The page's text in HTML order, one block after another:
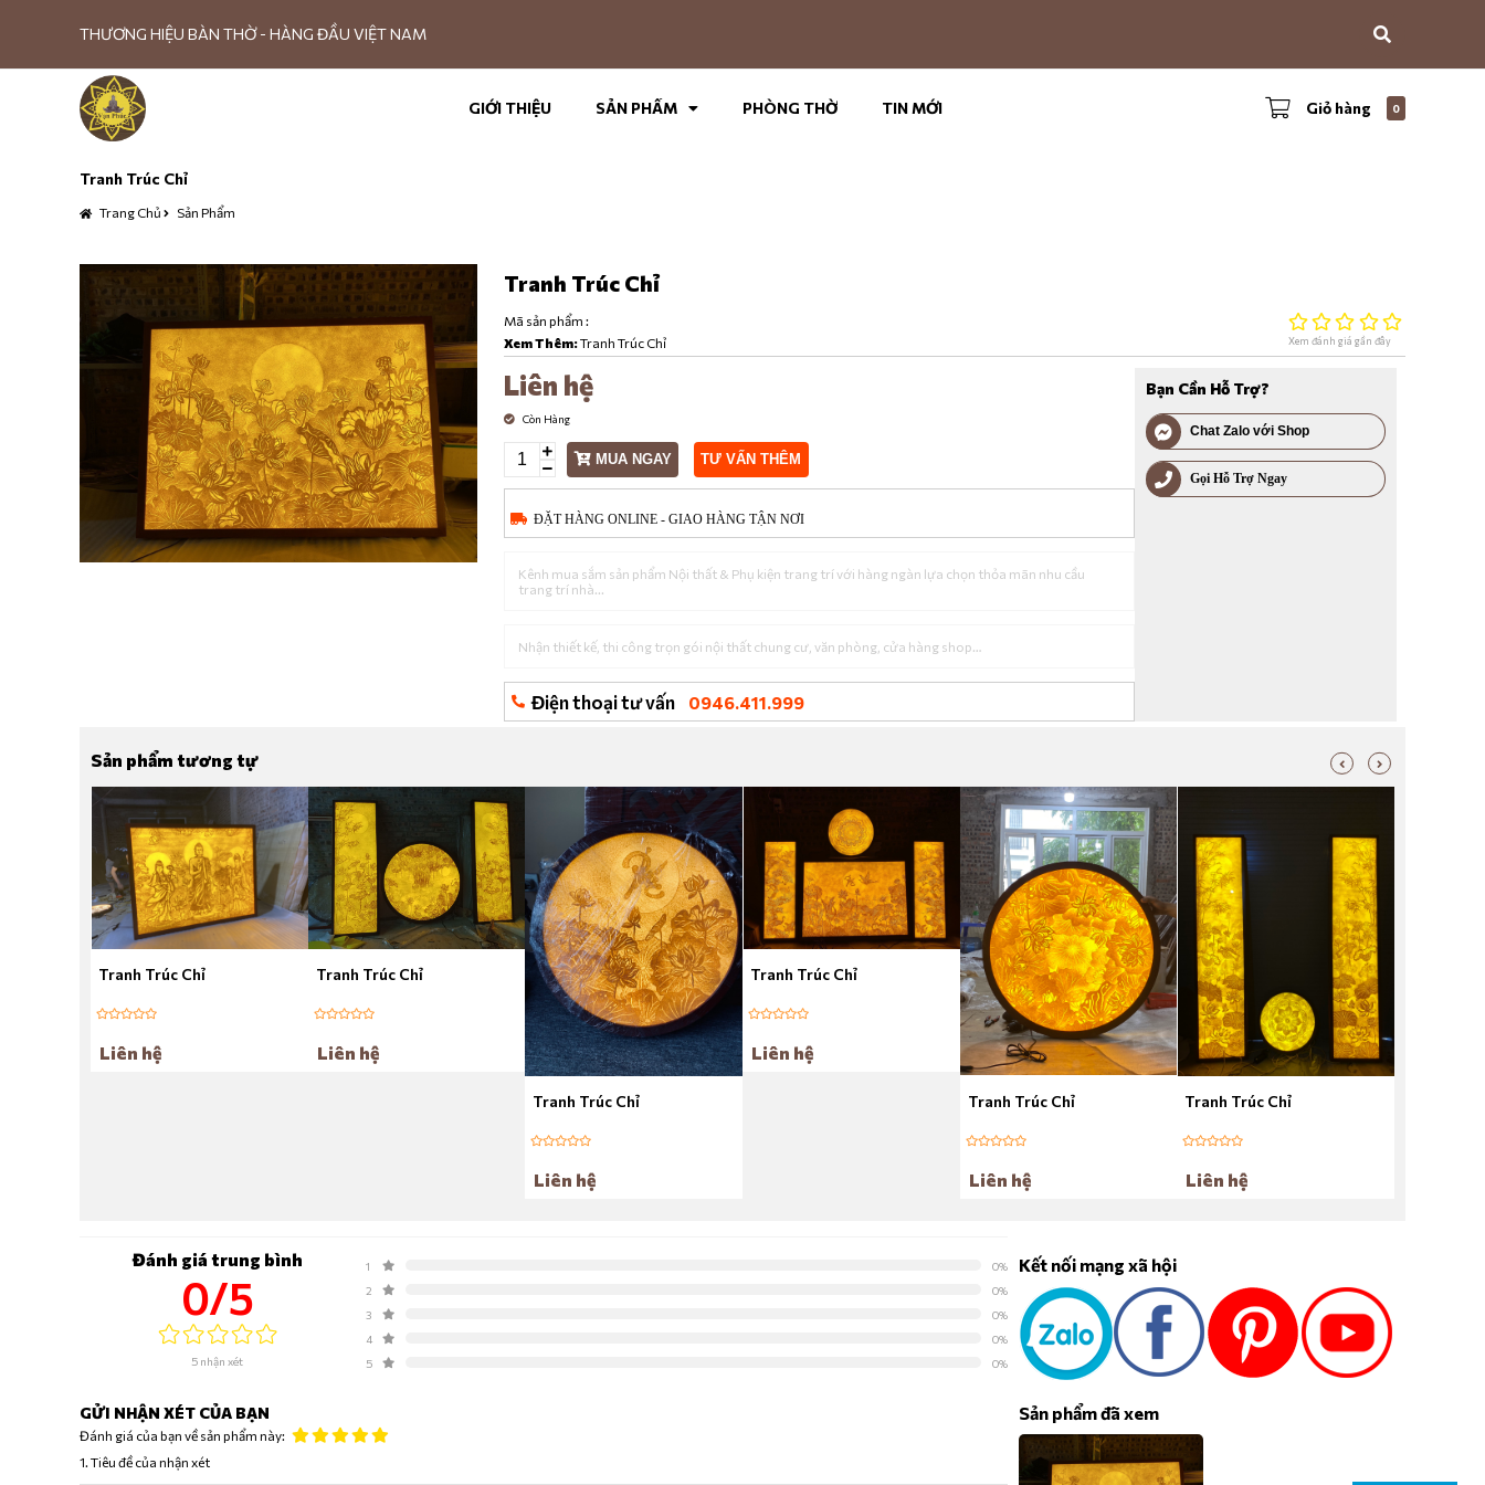
THƯƠNG HIỆU BÀN THỜ - HÀNG ĐẦU VIỆT NAM
GIỚI THIỆU SẢN PHẨM PHÒNG THỜ TIN MỚI Giỏ hàng 0
Tranh Trúc Chỉ
Trang Chủ Sản Phẩm
Tranh Trúc Chỉ
Mã sản phẩm :
Xem Thêm:Tranh Trúc Chỉ Xem đánh giá gần đây
Liên hệ
Còn Hàng
MUA NGAY TƯ VẤN THÊM
ĐẶT HÀNG ONLINE - GIAO HÀNG TẬN NƠI
Kênh mua sắm sản phẩm Nội thất & Phụ kiện trang trí với hàng ngàn lựa chọn thỏa mãn nhu cầu
trang trí nhà...
Nhận thiết kế, thi công trọn gói nội thất chung cư, văn phòng, cửa hàng shop…
Điện thoại tư vấn 0946.411.999
Bạn Cần Hỗ Trợ?
Chat Zalo với Shop
Gọi Hỗ Trợ Ngay
Sản phẩm tương tự
Tranh Trúc Chỉ
Liên hệ
Tranh Trúc Chỉ
Liên hệ
Tranh Trúc Chỉ
Liên hệ
Tranh Trúc Chỉ
Liên hệ
Tranh Trúc Chỉ
Liên hệ
Tranh Trúc Chỉ
Liên hệ
Đánh giá trung bình
0/5
5 nhận xét
1
0%
2
0%
3
0%
4
0%
5
0%
GỬI NHẬN XÉT CỦA BẠN
Đánh giá của bạn về sản phẩm này:
1. Tiêu đề của nhận xét
Kết nối mạng xã hội
Sản phẩm đã xem